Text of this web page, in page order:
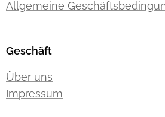
Allgemeine
Geschäft
Über uns
Impressum